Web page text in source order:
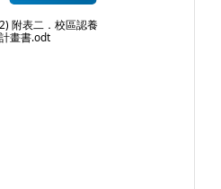
2) 附表二．校區認養
計畫書.odt